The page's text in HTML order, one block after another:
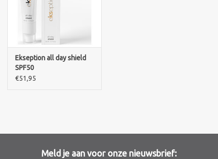
Merken
Ekseption all day shield
SPF50
€51,95
Meld je aan voor onze nieuwsbrief: